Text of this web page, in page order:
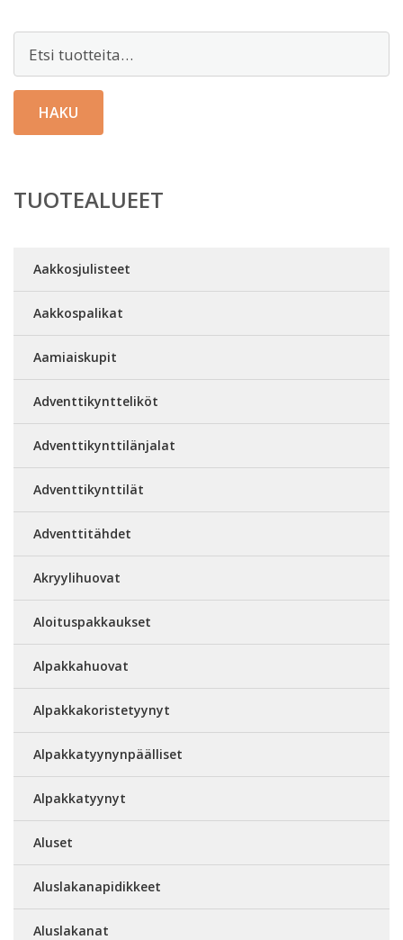
HAKU
TUOTEALUEET
Aakkosjulisteet
Aakkospalikat
Aamiaiskupit
Adventtikyntteliköt
Adventtikynttilänjalat
Adventtikynttilät
Adventtitähdet
Akryylihuovat
Aloituspakkaukset
Alpakkahuovat
Alpakkakoristetyynyt
Alpakkatyynynpäälliset
Alpakkatyynyt
Aluset
Aluslakanapidikkeet
Aluslakanat